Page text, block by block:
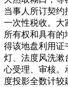
当事人所订契约
一次性税收。大
所有权和具有的
得该地盘利用证
灯、法度风洗漱
心受理、审核。
度投影全数计较